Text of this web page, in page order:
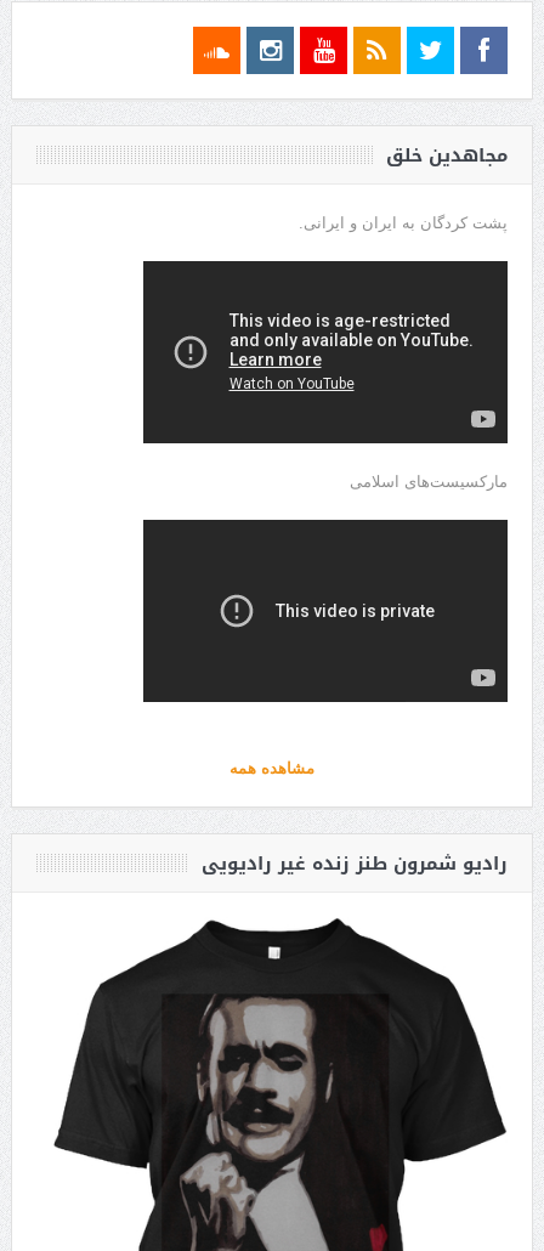
مجاهدین خلق
پشت کردگان به ایران و ایرانی.
مارکسیست‌های اسلامی
مشاهده همه
رادیو شمرون طنز زنده غیر رادیویی